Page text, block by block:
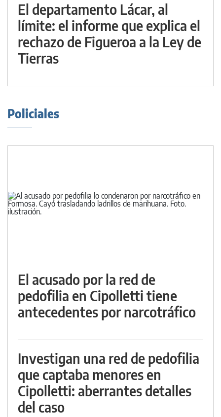
El departamento Lácar, al
límite: el informe que explica el
rechazo de Figueroa a la Ley de
Tierras
Policiales
El acusado por la red de
pedofilia en Cipolletti tiene
antecedentes por narcotráfico
Investigan una red de pedofilia
que captaba menores en
Cipolletti: aberrantes detalles
del caso